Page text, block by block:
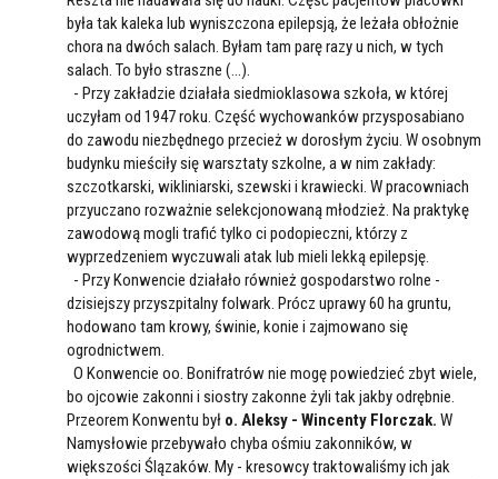
była tak kaleka lub wyniszczona epilepsją, że leżała obłożnie
chora na dwóch salach. Byłam tam parę razy u nich, w tych
salach. To było straszne (...).
- Przy zakładzie działała siedmioklasowa szkoła, w której
uczyłam od 1947 roku. Część wychowanków przysposabiano
do zawodu niezbędnego przecież w dorosłym życiu. W osobnym
budynku mieściły się warsztaty szkolne, a w nim zakłady:
szczotkarski, wikliniarski, szewski i krawiecki. W pracowniach
przyuczano rozważnie selekcjonowaną młodzież. Na praktykę
zawodową mogli trafić tylko ci podopieczni, którzy z
wyprzedzeniem wyczuwali atak lub mieli lekką epilepsję.
- Przy Konwencie działało również gospodarstwo rolne -
dzisiejszy przyszpitalny folwark. Prócz uprawy 60 ha gruntu,
hodowano tam krowy, świnie, konie i zajmowano się
ogrodnictwem.
O Konwencie oo. Bonifratrów nie mogę powiedzieć zbyt wiele,
bo ojcowie zakonni i siostry zakonne żyli tak jakby odrębnie.
Przeorem Konwentu był o. Aleksy - Wincenty Florczak. W
Namysłowie przebywało chyba ośmiu zakonników, w
większości Ślązaków. My - kresowcy traktowaliśmy ich jak